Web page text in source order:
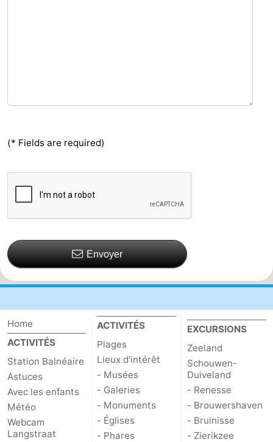
(* Fields are required)
Envoyer
Home
ACTIVITÉS
Station Balnéaire
Astuces
Avec les enfants
Météo
Webcam
Langstraat
ACTIVITÉS
Plages
Lieux d'intérêt
- Musées
- Galeries
- Monuments
- Églises
- Phares
EXCURSIONS
Zeeland
Schouwen-
Duiveland
- Renesse
- Brouwershaven
- Bruinisse
- Zierikzee